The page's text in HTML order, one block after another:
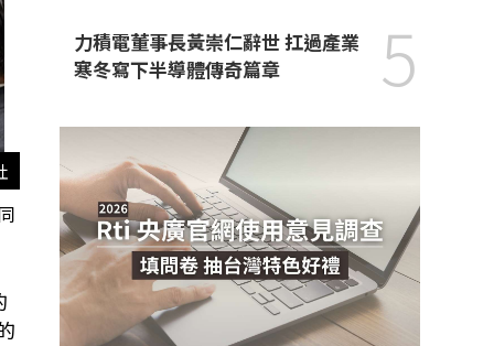
力積電董事長黃崇仁辭世 扛過產業
寒冬寫下半導體傳奇篇章
5